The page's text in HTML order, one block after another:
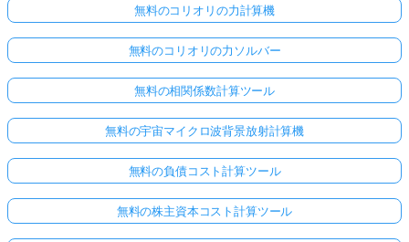
無料のコリオリの力計算機
無料のコリオリの力ソルバー
無料の相関係数計算ツール
無料の宇宙マイクロ波背景放射計算機
無料の負債コスト計算ツール
無料の株主資本コスト計算ツール